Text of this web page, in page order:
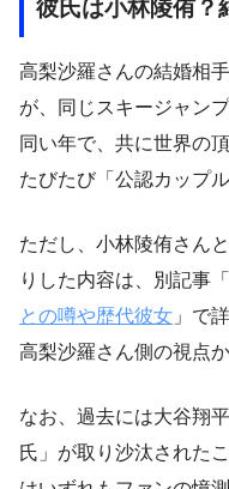
彼氏は小林陵侑？
高梨沙羅さんの結婚相
が、同じスキージャン
同い年で、共に世界の
たびたび「公認カップ
ただし、小林陵侑さん
りした内容は、別記事「
との噂や歴代彼女 」で
高梨沙羅さん側の視点
なお、過去には大谷翔
氏」が取り沙汰された